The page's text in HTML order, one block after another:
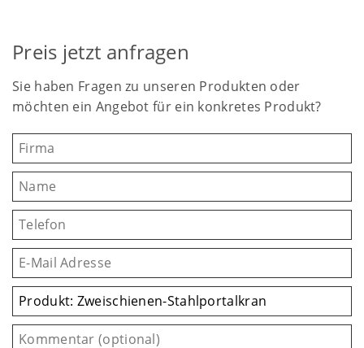
Preis jetzt anfragen
Sie haben Fragen zu unseren Produkten oder
möchten ein Angebot für ein konkretes Produkt?